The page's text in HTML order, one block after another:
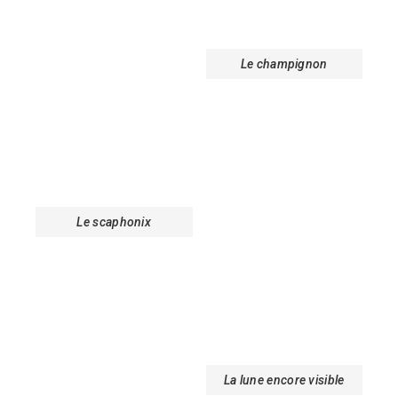
Le champignon
Le scaphonix
La lune encore visible